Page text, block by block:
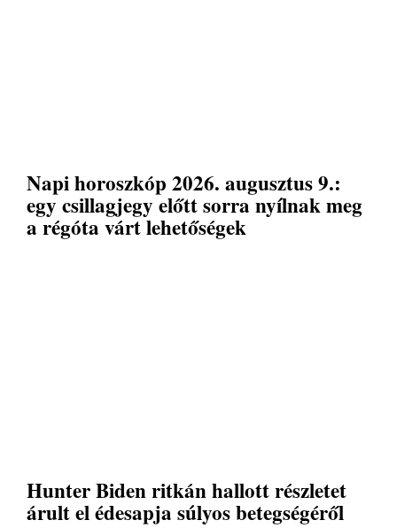
Napi horoszkóp 2026. augusztus 9.:
egy csillagjegy előtt sorra nyílnak meg
a régóta várt lehetőségek
Hunter Biden ritkán hallott részletet
árult el édesapja súlyos betegségéről